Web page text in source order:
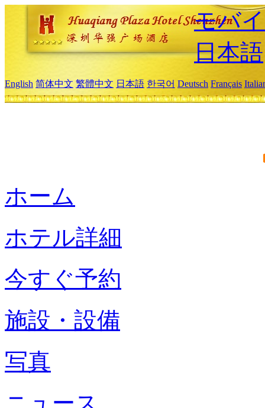
モバ
日本語
English 简体中文 繁體中文 日本語 한국어 Deutsch Français
ホーム
ホテル詳細
今すぐ予約
施設・設備
写真